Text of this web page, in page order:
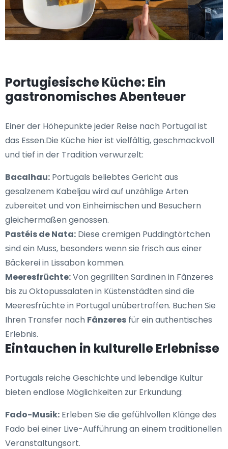
Portugiesische Küche: Ein
gastronomisches Abenteuer
Einer der Höhepunkte jeder Reise nach Portugal ist
das Essen.Die Küche hier ist vielfältig, geschmackvoll
und tief in der Tradition verwurzelt:
Bacalhau: Portugals beliebtes Gericht aus
gesalzenem Kabeljau wird auf unzählige Arten
zubereitet und von Einheimischen und Besuchern
gleichermaßen genossen.
Pastéis de Nata: Diese cremigen Puddingtörtchen
sind ein Muss, besonders wenn sie frisch aus einer
Bäckerei in Lissabon kommen.
Meeresfrüchte:Von gegrillten Sardinen in Fânzeres
bis zu Oktopussalaten in Küstenstädten sind die
Meeresfrüchte in Portugal unübertroffen. Buchen Sie
Ihren Transfer nach Fânzeres für ein authentisches
Erlebnis.
Eintauchen in kulturelle Erlebnisse
Portugals reiche Geschichte und lebendige Kultur
bieten endlose Möglichkeiten zur Erkundung:
Fado-Musik: Erleben Sie die gefühlvollen Klänge des
Fado bei einer Live-Aufführung an einem traditionellen
Veranstaltungsort.